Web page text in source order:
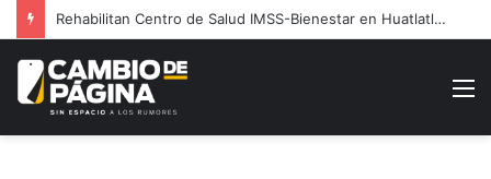
Rehabilitan Centro de Salud IMSS-Bienestar en Huatlatlauca